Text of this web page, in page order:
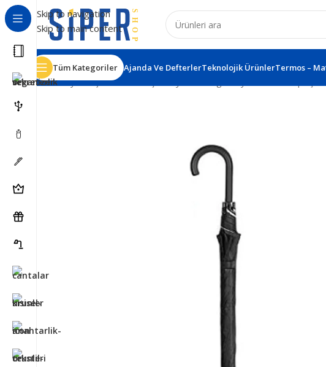
Skip to navigation
Skip to main content
Tüm Kategoriler Ajanda Ve DefterlerTeknolojik ÜrünlerTermos –
Ana Sayfa Kişisel Ürünler